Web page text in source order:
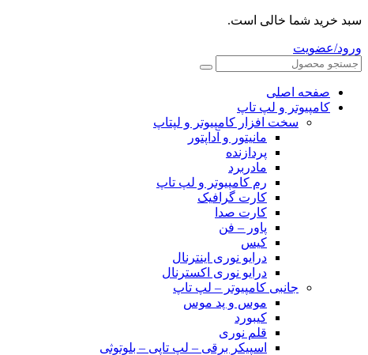
سبد خرید شما خالی است.
ورود/عضویت
صفحه اصلی
کامپیوتر و‌‌‌‌‌ لپ تاپ
سخت افزار کامپیوتر و لپتاپ
مانیتور و آداپتور
پردازنده
مادربرد
رم کامپیوتر و لپ تاپ
کارت گرافیک
کارت صدا
پاور – فن
کیس
درایو نوری اینترنال
درایو نوری اکسترنال
جانبی کامپیوتر – لپ تاپ
موس و پد موس
کیبورد
قلم نوری
اسپیکر برقی – لپ تاپی – بلوتوثی